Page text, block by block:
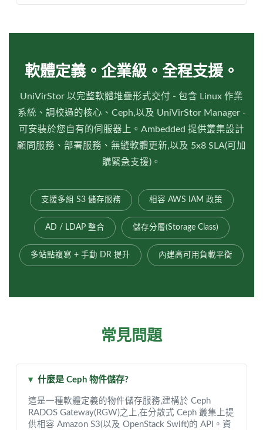
軟體定義。企業級。全程支援。
UniVirStor 以完整軟體堆疊形式交付 - 包含 Linux 作業
系統、調校過的核心、Ceph,以及 UniVirStor Manager -
可安裝於您自有的伺服器上。Ambedded 提供叢集設計
顧問服務、部署服務、無縫軟體更新,以及 5x8 SLA(可加
購緊急支援)。
支援多組 S3 儲存服務 相容 AWS IAM 政策
AD / LDAP 整合 儲存分層(Storage Class)
多站點複寫 + 手動 DR 提升 內建高可用負載平衡
常見問題
▾ 什麼是 Ceph 物件儲存?
這是一種軟體定義的物件儲存服務,建構於 Ceph
RADOS Gateway(RGW)之上,在分散式 Ceph 叢集上提
供相容 Amazon S3(以及 OpenStack Swift)的 API。資